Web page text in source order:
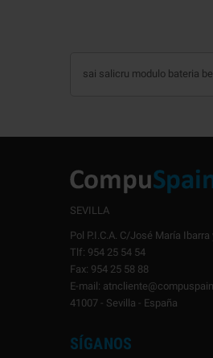
sai salicru modulo bateria
SEVILLA
Pol P.I.C.A. C/José María Ibarra
Tlf: 954 25 54 54
Fax: 954 25 58 88
E-mail:
41007 - Sevilla - España
SÍGANOS